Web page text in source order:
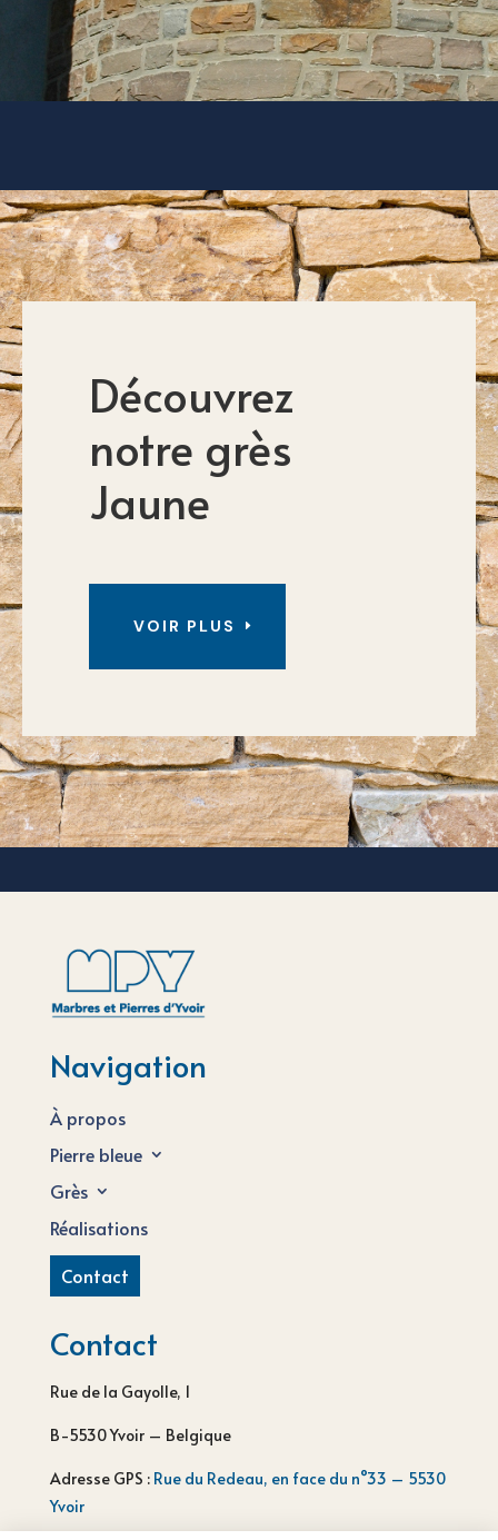
Découvrez
notre grès
Jaune
VOIR PLUS
Navigation
À propos
Pierre bleue
Grès
Réalisations
Contact
Contact
Rue de la Gayolle, 1
B-5530 Yvoir – Belgique
Adresse GPS : Rue du Redeau, en face du n°33 – 5530
Yvoir